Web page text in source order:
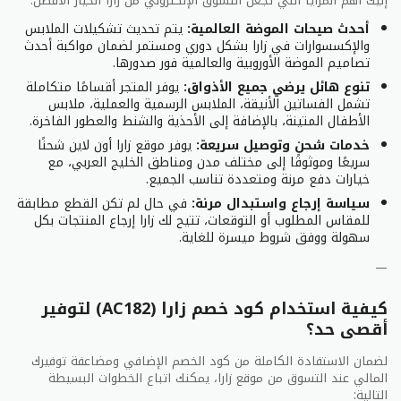
على ملصق العودة المقدمة – والامر متروك لك!
أفضل عروض زارا لتسوق من الأنترنيت
للحصول على أسلوب أنيق بنس واحد، يمكنك الاعتماد على
العلامة التجارية لتجلب لك أفضل أزياء فقط في يوم
الجمعة الأسود. غالبا ما تقدم خصم على مستوى الموقع
على أفضل الفساتين والبلوزات والجينز والسترات والعديد
من الملابس الأخرى في الموسم، ليست هناك حاجة للتفكير
في فحصها لأول مرة هذا العام.
في الماضي، عرضوا خصم 30٪ ضخم على متجرهم بأكمله،
لقد قرأته بالتأكيد بشكل صحيح، مما يعني أنه يمكنك أخيرا
الخاصة بك أيضا، لأنه مع هذه الخصومات الجميع يستحق
شيئا خاصا!
سيكون من الذكي البدء في إعداد قائمة رغباتك الآن، لذلك
بمجرد بدء يوم الجمعة الأسود، يمكنك إضافة كل شيء
بثقة إلى عربة التسوق الخاصة بك. ابدأ التصفح الآن، وقم
أحدث صيحات الموضة العالمية: يتم تحديث تشكيلات الملابس
والإكسسوارات في زارا بشكل دوري ومستمر لضمان مواكبة أحدث
تصاميم الموضة الأوروبية والعالمية فور صدورها.
تنوع هائل يرضي جميع الأذواق: يوفر المتجر أقسامًا متكاملة
تشمل الفساتين الأنيقة، الملابس الرسمية والعملية، ملابس
الأطفال المتينة، بالإضافة إلى الأحذية والشنط والعطور الفاخرة.
خدمات شحن وتوصيل سريعة: يوفر موقع زارا أون لاين شحنًا
سريعًا وموثوقًا إلى مختلف مدن ومناطق الخليج العربي، مع
خيارات دفع مرنة ومتعددة تناسب الجميع.
سياسة إرجاع واستبدال مرنة: في حال لم تكن القطع مطابقة
للمقاس المطلوب أو التوقعات، تتيح لك زارا إرجاع المنتجات بكل
سهولة ووفق شروط ميسرة للغاية.
—
كيفية استخدام كود خصم زارا (AC182) لتوفير
أقصى حد؟
لضمان الاستفادة الكاملة من كود الخصم الإضافي ومضاعفة توفيرك
المالي عند التسوق من موقع زارا، يمكنك اتباع الخطوات البسيطة
التالية: